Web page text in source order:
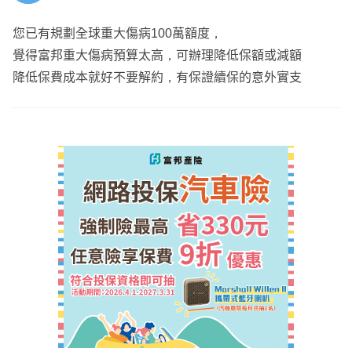
口🔪上
-----------------------------------------------------------------------------------
-----------------------------
有任何問題都可以直接提出和我一起討論唷～
成交超過50個家庭、200位客戶
我可以提供的後續服務
🌟全台地區皆有服務
🌟已協助百位以上保戶完成保險規劃
您已有規劃全球重大傷病100萬額度，
覺得富邦重大傷病預算太高，可辦理降低保額或減額
降低保費成本就好不要解約，有保證續保的意外實支